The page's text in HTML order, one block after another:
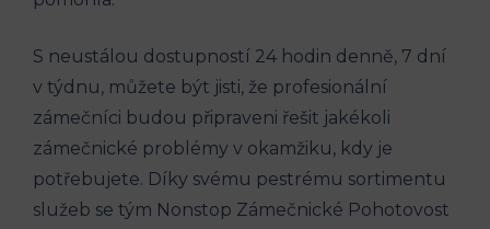
S neustálou dostupností 24 hodin denně, 7 dní
v týdnu, můžete být jisti, že profesionální
zámečníci budou připraveni řešit jakékoli
zámečnické problémy v okamžiku, kdy je
potřebujete. Díky svému pestrému sortimentu
služeb se tým Nonstop Zámečnické Pohotovost